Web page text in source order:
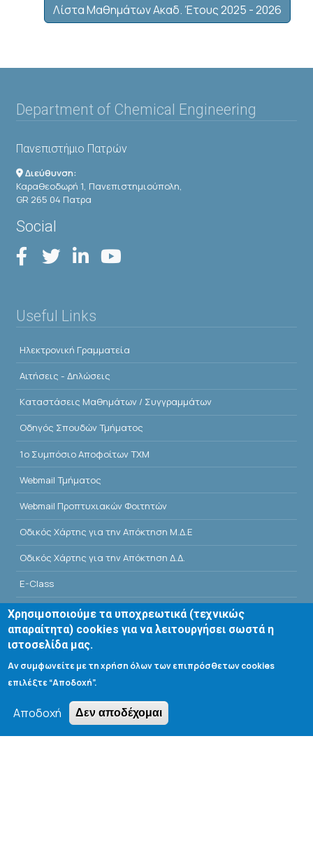
Λίστα Μαθημάτων Ακαδ. Έτους 2025 - 2026
Department of Chemical Engineering
Πανεπιστήμιο Πατρών
Διεύθυνση:
Καραθεοδωρή 1, Πανεπιστημιούπολη,
GR 265 04 Πατρα
Social
Useful Links
Ηλεκτρονική Γραμματεία
Αιτήσεις - Δηλώσεις
Kαταστάσεις Μαθημάτων / Συγγραμμάτων
Οδηγός Σπουδών Τμήματος
1o Συμπόσιο Αποφοίτων ΤΧΜ
Webmail Τμήματος
Webmail Προπτυχιακών Φοιτητών
Οδικός Χάρτης για την Απόκτηση Μ.Δ.Ε
Οδικός Χάρτης για την Απόκτηση Δ.Δ.
E-Class
Αίθουσες Σεμιναρίων - Πρόγραμμα
Βιβλιοθήκη Τμήματος
Search form
Χρησιμοποιούμε τα υποχρεωτικά (τεχνικώς
απαραίτητα) cookies για να λειτουργήσει σωστά η
ιστοσελίδα μας.
Αν συμφωνείτε με τη χρήση όλων των επιπρόσθετων cookies
επιλέξτε “Αποδοχή”.
Αποδοχή Δεν αποδέχομαι